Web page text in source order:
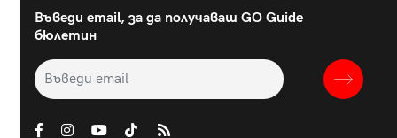
Въведи email, за да получаваш GO Guide
бюлетин